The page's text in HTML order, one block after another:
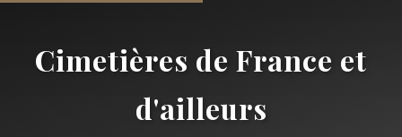
Cimetières de France et
d'ailleurs